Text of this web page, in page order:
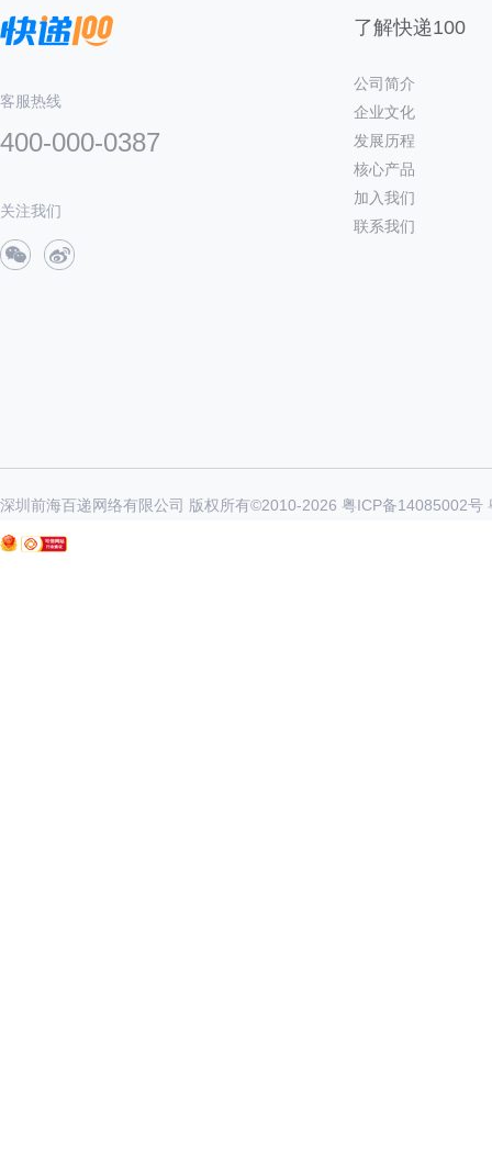
客服热线
400-000-0387
关注我们
了解快递100
公司简介
企业文化
发展历程
核心产品
加入我们
联系我们
深圳前海百递网络有限公司 版权所有©2010-2026 粤ICP备14085002号